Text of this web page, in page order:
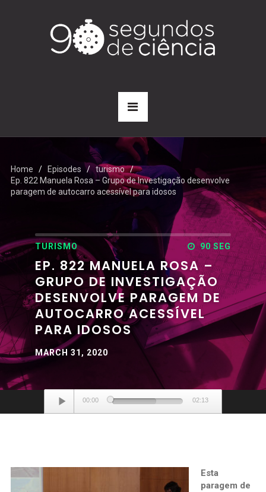
Home Episodes
turismo
Ep. 822 Manuela Rosa – Grupo de Investigação desenvolve
paragem de autocarro acessível para idosos
TURISMO 90 SEG
EP. 822 MANUELA ROSA –
GRUPO DE INVESTIGAÇÃO
DESENVOLVE PARAGEM DE
AUTOCARRO ACESSÍVEL
PARA IDOSOS
MARCH 31, 2020
Audio
Player
00:00 02:13
Esta
paragem de